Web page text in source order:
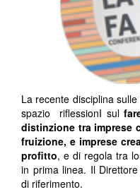
La recente disciplina
spazio riflessionI sul
distinzione tra imprese
fruizione, e imprese
profitto, e di regola tra
in prima linea. Il Direttore
di riferimento.